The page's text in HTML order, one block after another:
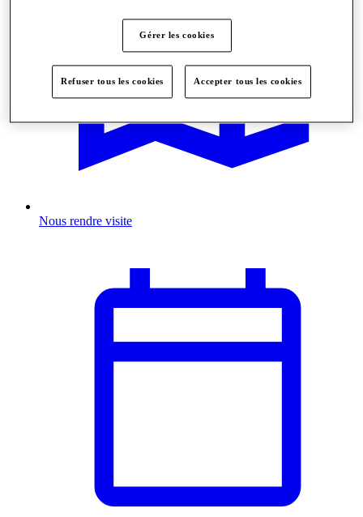
Nous rendre visite
Gérer les cookies
Refuser tous les cookies Accepter tous les cookies